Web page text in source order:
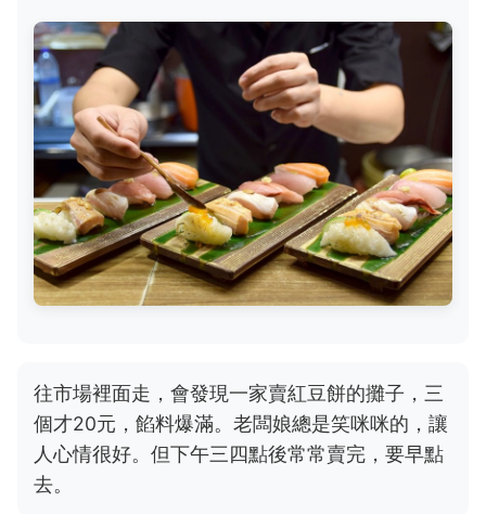
往市場裡面走，會發現一家賣紅豆餅的攤子，三
個才20元，餡料爆滿。老闆娘總是笑咪咪的，讓
人心情很好。但下午三四點後常常賣完，要早點
去。